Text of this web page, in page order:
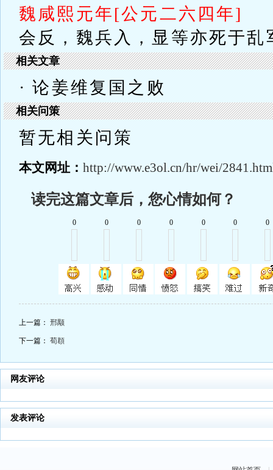
魏咸熙元年[公元二六四年]
会反，魏兵入，显等亦死于乱
相关文章
· 论姜维复国之败
相关问策
暂无相关问策
本文网址： http://www.e3ol.cn/hr/wei/
读完这篇文章后，您心情如何？
0 0 0 0 0 0 0
上一篇： 邢颙
下一篇： 荀頵
网友评论
发表评论